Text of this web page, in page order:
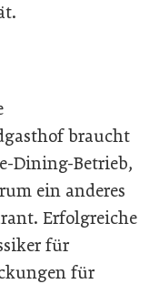
braucht
Dining-Betrieb,
ein anderes
Erfolgreiche
für
für